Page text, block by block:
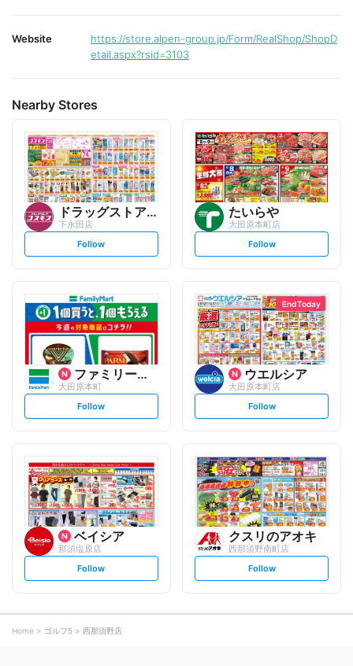
Website
https://store.alpen-group.jp/Form/RealShop/ShopD
etail.aspx?rsid=3103
Nearby Stores
ドラッグストアコスモス
下永田店
s
t
l
o
w
Follow
たいらや
大田原本町店
s
t
l
o
w
Follow
ファミリーマート
大田原本町
s
t
o
w
Follow
End Today
ウエルシア
大田原本町店
s
t
l
o
w
Follow
ベイシア
那須塩原店
s
t
o
w
Follow
クスリのアオキ
西那須野南町店
s
t
Follow
Home ゴルフ5 西那須野店